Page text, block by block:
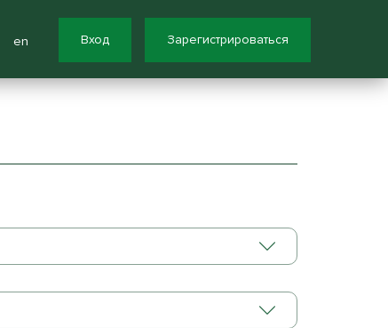
en Вход Зарегистрироваться